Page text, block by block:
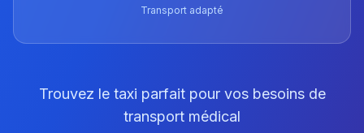
Transport adapté
Trouvez le taxi parfait pour vos besoins de
transport médical